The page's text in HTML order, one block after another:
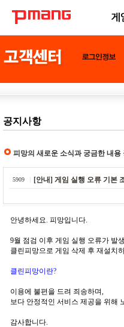
게
공지사항
피망의 새로운 소식과 궁금한 내
5909 [안내] 게임 실행 오류 기본
안녕하세요. 피망입니다.
9월 점검 이후 게임 실행 오류가 발
클린피망으로 게임 삭제 후 재설치
클린피망이란?
이용에 불편을 드려 죄송하며,
보다 안정적인 서비스 제공을 위해
감사합니다.